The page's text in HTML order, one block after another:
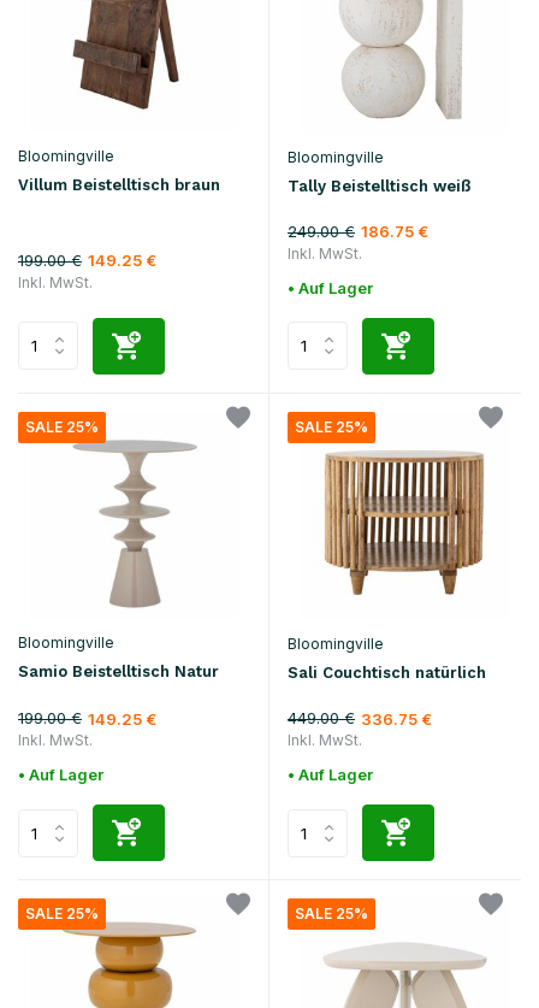
Bloomingville
Villum Beistelltisch braun
199.00 € 149.25 €
Inkl. MwSt.
Bloomingville
Tally Beistelltisch weiß
249.00 € 186.75 €
Inkl. MwSt.
• Auf Lager
SALE 25%
Bloomingville
Samio Beistelltisch Natur
199.00 € 149.25 €
Inkl. MwSt.
• Auf Lager
SALE 25%
Bloomingville
Sali Couchtisch natürlich
449.00 € 336.75 €
Inkl. MwSt.
• Auf Lager
SALE 25% SALE 25%